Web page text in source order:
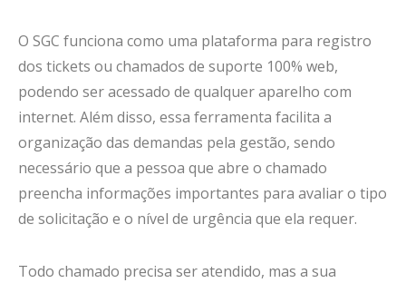
O SGC funciona como uma plataforma para registro
dos tickets ou chamados de suporte 100% web,
podendo ser acessado de qualquer aparelho com
internet. Além disso, essa ferramenta facilita a
organização das demandas pela gestão, sendo
necessário que a pessoa que abre o chamado
preencha informações importantes para avaliar o tipo
de solicitação e o nível de urgência que ela requer.
Todo chamado precisa ser atendido, mas a sua